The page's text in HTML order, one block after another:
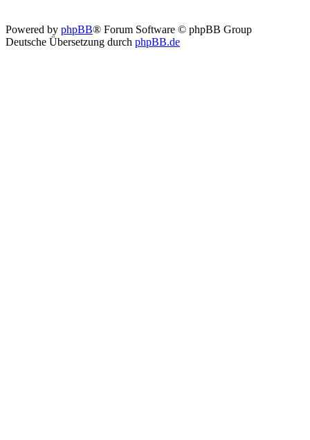
Powered by phpBB® Forum Software © phpBB Group
Deutsche Übersetzung durch phpBB.de